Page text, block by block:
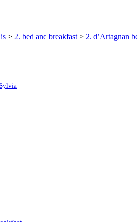
> 2. bed and breakfast > 2. d’Artagnan
Sylvia